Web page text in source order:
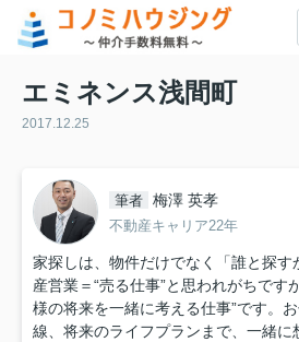
エミネンス浅間町
2017.12.25
筆者 梅澤 英孝
不動産キャリア22年
家探しは、物件だけでなく「誰と探す
産営業＝“売る仕事”と思われがちです
様の将来を一緒に考える仕事”です。
線、将来のライフプランまで、一緒に